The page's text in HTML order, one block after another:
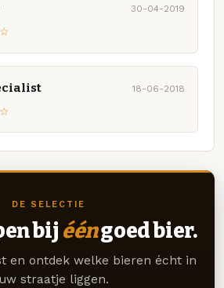
30-04-2019
18-06-2018
DE SELECTIE
bij ééngoed bier.
en ontdek welke bieren écht in
straatje liggen.